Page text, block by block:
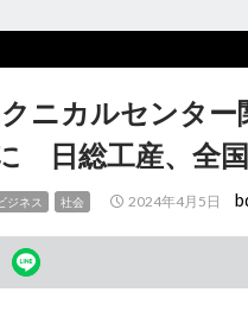
ニカルセンタ
日総工産、全
ジネス 社会 2024年4月5日